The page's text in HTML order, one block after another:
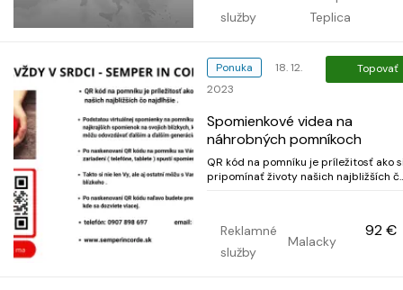
služby
Teplica
Ponuka
18. 12.
2023
Topovať
Spomienkové videa na
náhrobných pomníkoch
QR kód na pomníku je príležitosť ako
pripomínať životy našich najbližších
na svojich blízkych. ktoré sa pomocou
QR kódu na pomníku môžu odovzdá...
Reklamné
služby
Malacky
92 €